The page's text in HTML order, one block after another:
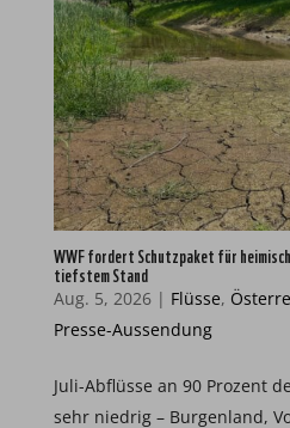
WWF fordert Schutzpaket für
tiefstem Stand
Aug. 5, 2026| Flüsse,
Presse-Aussendung
Juli-Abflüsse an 90 Prozent
sehr niedrig – Burgenland,